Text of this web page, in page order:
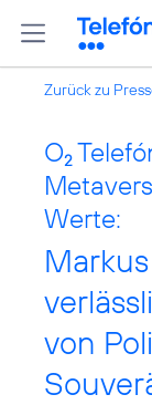
Zurück zu
O2
Werte:
von